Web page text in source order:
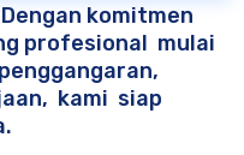
komitmen
profesional mulai
kami siap